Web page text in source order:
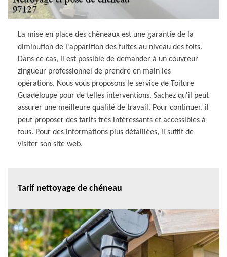
La mise en place des chêneaux est une garantie de la
diminution de l'apparition des fuites au niveau des toits.
Dans ce cas, il est possible de demander à un couvreur
zingueur professionnel de prendre en main les
opérations. Nous vous proposons le service de Toiture
Guadeloupe pour de telles interventions. Sachez qu'il peut
assurer une meilleure qualité de travail. Pour continuer, il
peut proposer des tarifs très intéressants et accessibles à
tous. Pour des informations plus détaillées, il suffit de
visiter son site web.
Tarif nettoyage de chéneau